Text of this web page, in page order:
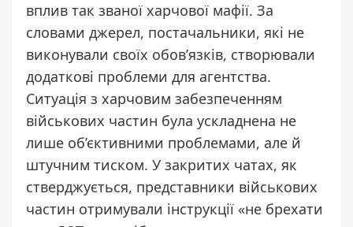
вплив так званої харчової мафії. За
словами джерел, постачальники, які не
виконували своїх обов’язків, створювали
додаткові проблеми для агентства.
Ситуація з харчовим забезпеченням
військових частин була ускладнена не
лише об’єктивними проблемами, але й
штучним тиском. У закритих чатах, як
стверджується, представники військових
частин отримували інструкції «не брехати